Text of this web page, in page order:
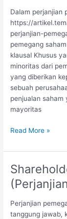
Dalam perjanjian
https://
perjanjian-
pemegang
klausal Khusus
minoritas dari
yang diberikan
sebuah
penjualan saham
mayoritas
TAG-
DAN
ALONG
DI
AGREEMENT
Read More »
Perjanjian
tanggung jawab,